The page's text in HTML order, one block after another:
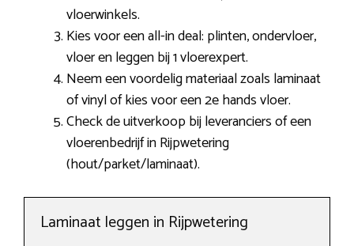
vloerwinkels.
Kies voor een all-in deal: plinten, ondervloer,
vloer en leggen bij 1 vloerexpert.
Neem een voordelig materiaal zoals laminaat
of vinyl of kies voor een 2e hands vloer.
Check de uitverkoop bij leveranciers of een
vloerenbedrijf in Rijpwetering
(hout/parket/laminaat).
Laminaat leggen in Rijpwetering